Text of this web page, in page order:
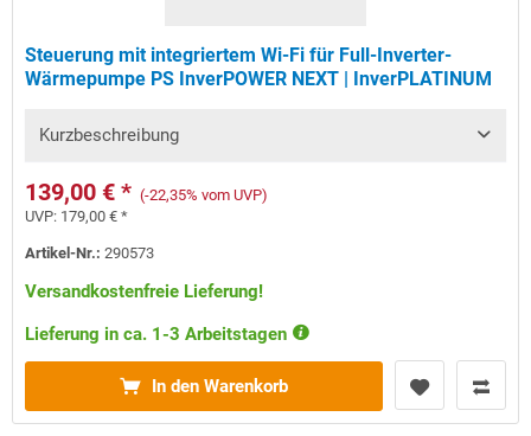
Steuerung mit integriertem Wi-Fi für Full-Inverter-
Wärmepumpe PS InverPOWER NEXT | InverPLATINUM
Kurzbeschreibung
139,00 € * (-22,35% vom UVP)
UVP: 179,00 € *
Artikel-Nr.:290573
Versandkostenfreie Lieferung!
Lieferung in ca. 1-3 Arbeitstagen
In den Warenkorb